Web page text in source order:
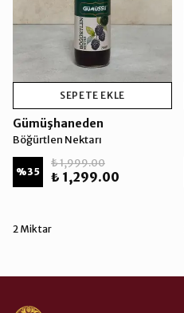
SEPETE EKLE
Gümüşhaneden
Böğürtlen Nektarı
%35
₺ 1,999.00
₺ 1,299.00
2 Miktar